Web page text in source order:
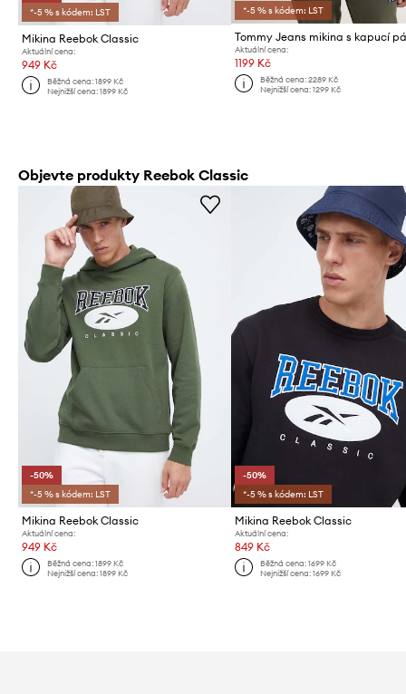
*-5 % s kódem: LST
Mikina Reebok Classic
Aktuální cena:
949 Kč
Běžná cena:1899 Kč
Nejnižší cena:1899 Kč
*-5 % s kódem: LST
Aktuální cena:
1199 Kč
Běžná cena: 2289 Kč
Nejnižší cena: 1299 Kč
Objevte produkty Reebok Classic
-50%
*-5 % s kódem: LST
Mikina Reebok Classic
Aktuální cena:
949 Kč
Běžná cena:1899 Kč
Nejnižší cena:1899 Kč
-50%
*-5 % s kódem: LST
Mikina Reebok Classic
Aktuální cena:
849 Kč
Běžná cena: 1699 Kč
Nejnižší cena: 1699 Kč